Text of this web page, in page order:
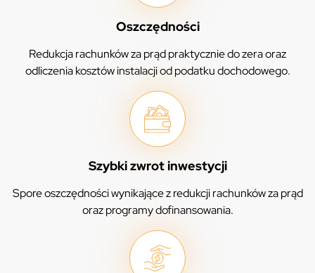
Oszczędności
Redukcja rachunków za prąd praktycznie do zera oraz
odliczenia kosztów instalacji od podatku dochodowego.
Szybki zwrot inwestycji
Spore oszczędności wynikające z redukcji rachunków za prąd
oraz programy dofinansowania.